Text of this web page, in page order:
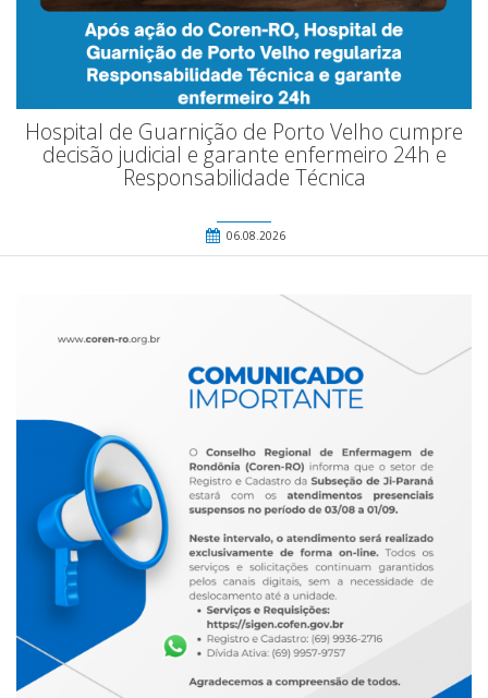
Hospital de Guarnição de Porto Velho cumpre
decisão judicial e garante enfermeiro 24h e
Responsabilidade Técnica
06.08.2026